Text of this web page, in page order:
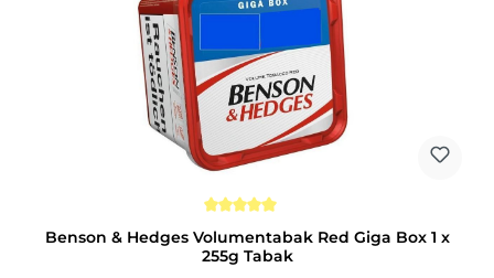
Benson & Hedges Volumentabak Red Giga Box 1 x
255g Tabak